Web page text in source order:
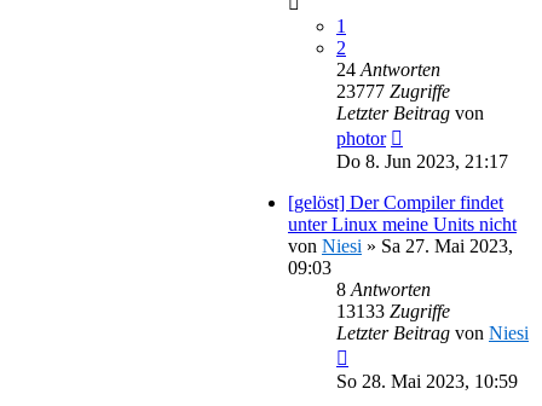
1
2
24 Antworten
23777 Zugriffe
Letzter Beitrag von
photor
Do 8. Jun 2023, 21:17
[gelöst] Der Compiler findet
unter Linux meine Units nicht
von Niesi » Sa 27. Mai 2023,
09:03
8 Antworten
13133 Zugriffe
Letzter Beitrag von Niesi
So 28. Mai 2023, 10:59